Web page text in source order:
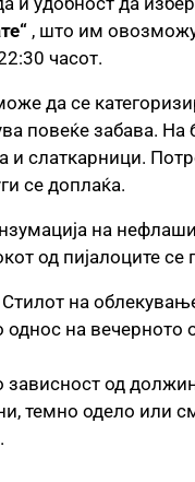
, што им
часот.
да се
повеќе забава. На
слаткарници.
се доплаќа.
на
од пијалоците се
на
однос на
од
темно одело или